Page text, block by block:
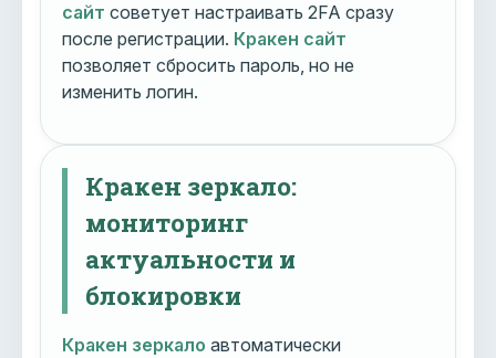
сайт советует настраивать 2FA сразу
после регистрации. Кракен сайт
позволяет сбросить пароль, но не
изменить логин.
Кракен зеркало:
мониторинг
актуальности и
блокировки
Кракен зеркало автоматически